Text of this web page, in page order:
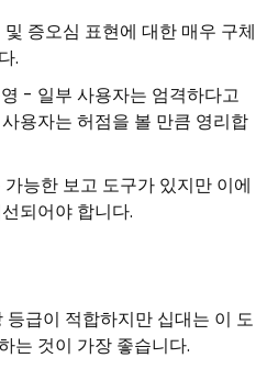
증오심 표현에 대한 매우 구체
.
- 일부 사용자는 엄격하다고
용자는 허점을 볼 만큼 영리합
능한 보고 도구가 있지만 이에
되어야 합니다.
등급이 적합하지만 십대는 이 도
는 것이 가장 좋습니다.